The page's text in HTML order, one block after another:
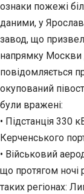
ознаки пожежі
даними, у
завод, що
напрямку Москви
повідомляється
окупований
були вражені:
• Підстанція 330
Керченського
• Військовий
що протягом ночі
таких регіонах: